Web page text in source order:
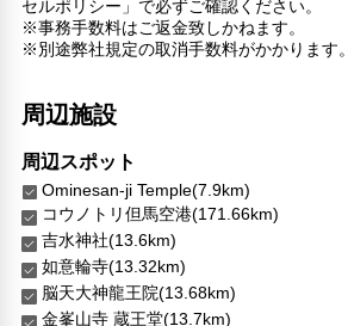
キャッシュレス支払いサービス
セルポリシー」で必ずご確認ください。
※事務手数料はご返金致しかねます。
※別途弊社規定の取消手数料がかかります。
周辺施設
周辺スポット
Ominesan-ji Temple(7.9km)
コウノトリ但馬空港(171.66km)
吉水神社(13.6km)
如意輪寺(13.32km)
脳天大神龍王院(13.68km)
金峯山寺 蔵王堂(13.7km)